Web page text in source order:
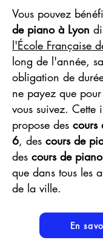
Vous pouvez
de piano à Lyon
l'École Française
long de l'année,
obligation de
ne payez que
vous suivez. Cette
propose des cours
6, des cours de
des cours de
que dans tous les
de la ville.
En